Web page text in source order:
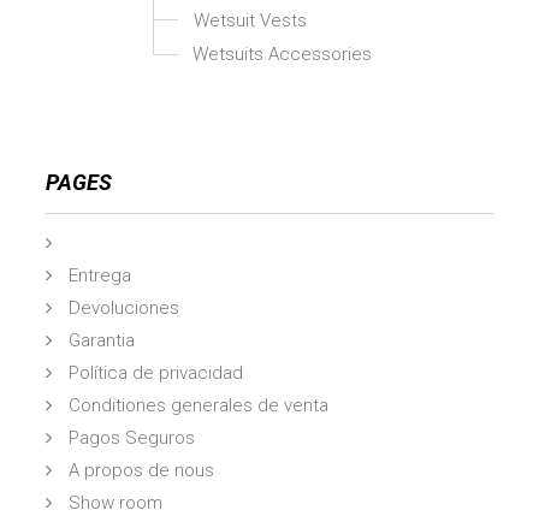
Wetsuit Vests
Wetsuits Accessories
PAGES
Entrega
Devoluciones
Garantia
Política de privacidad
Conditiones generales de venta
Pagos Seguros
A propos de nous
Show room